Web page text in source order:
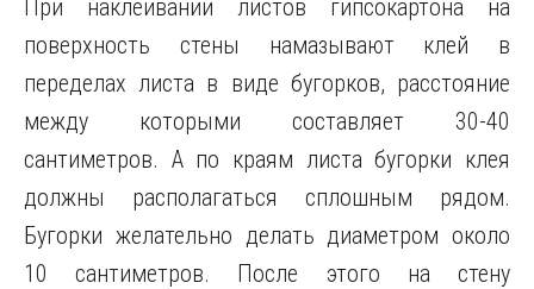
При наклеивании листов гипсокартона на
поверхность стены намазывают клей в
переделах листа в виде бугорков, расстояние
между которыми составляет 30-40
сантиметров. А по краям листа бугорки клея
должны располагаться сплошным рядом.
Бугорки желательно делать диаметром около
10 сантиметров. После этого на стену